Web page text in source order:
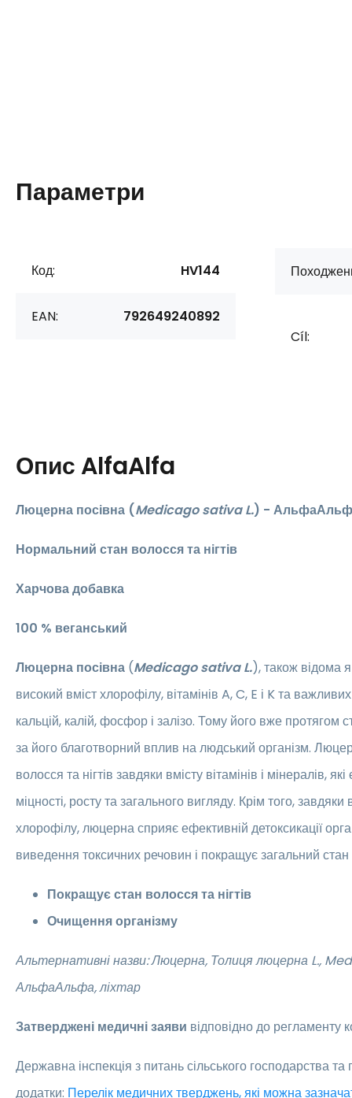
Параметри
Код: HV144
EAN: 792649240892
Cíl:
Опис AlfaAlfa
Люцерна посівна (Medicago sativa L.) -
Нормальний стан волосся та нігтів
Харчова добавка
​100 % веганський
Люцерна посівна (Medicago sativa L.),також відома
високий вміст хлорофілу, вітамінів A, C, E і K та
кальцій, калій, фосфор і залізо. Тому його вже протягом
за його благотворний вплив на людський організм.
волосся та нігтів завдяки вмісту вітамінів і мінералів,
міцності, росту та загального вигляду. Крім того,
хлорофілу, люцерна сприяє ефективній детоксикації
виведення токсичних речовин і покращує загальний
Покращує стан волосся та нігтів
Очищення організму
Альтернативні назви: Люцерна, Толиця люцерна L.,
АльфаАльфа, ліхтар
Затверджені медичні заяви відповідно до
Державна інспекція з питань сільського господарства
додатки: Перелік медичних тверджень, які можна